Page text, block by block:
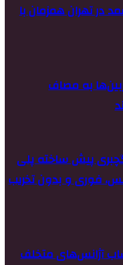
غیرعمد در تهران همزمان با
به مصاف
گچبری پیش ساخته پلی
فوری و بدون تخریب
و حساب آژانس‌های متخلف